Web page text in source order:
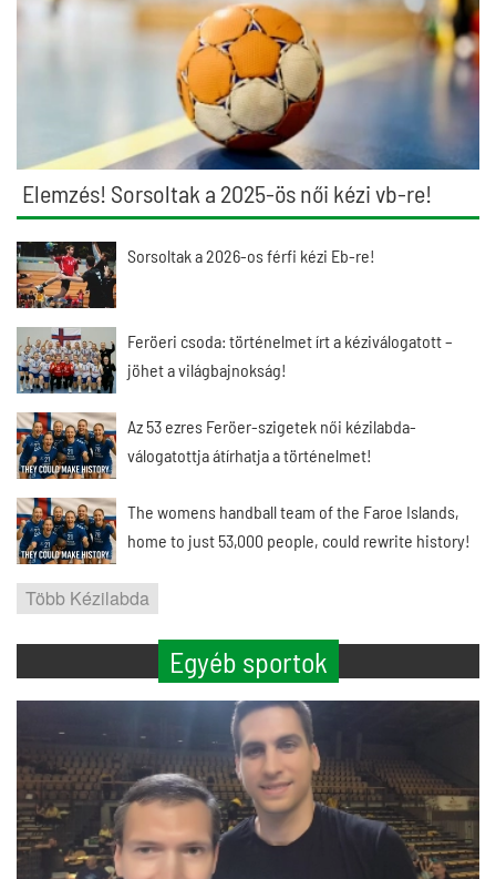
Elemzés! Sorsoltak a 2025-ös női kézi vb-re!
Sorsoltak a 2026-os férfi kézi Eb-re!
Feröeri csoda: történelmet írt a kéziválogatott –
jöhet a világbajnokság!
Az 53 ezres Feröer-szigetek női kézilabda-
válogatottja átírhatja a történelmet!
The womens handball team of the Faroe Islands,
home to just 53,000 people, could rewrite history!
Több Kézilabda
Egyéb sportok